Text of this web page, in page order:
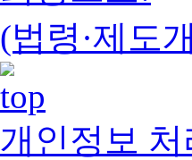
(법령·제도
개인정보 처